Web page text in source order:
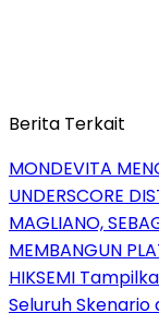
Berita Terkait
MONDEVITA
UNDERSCORE
MAGLIANO,
MEMBANGUN
HIKSEMI
Seluruh Skenario